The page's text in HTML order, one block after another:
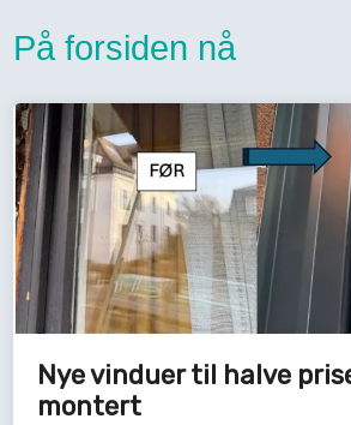
På forsiden nå
Nye vinduer til halve
montert